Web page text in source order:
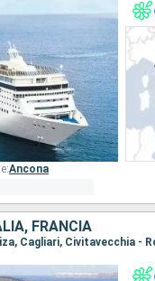
Ancona
FRANCIA
Cagliari, Civitavecchia -